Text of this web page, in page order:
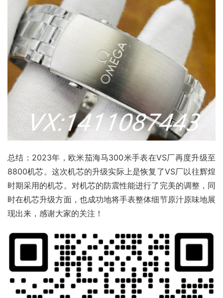
总结：2023年，欧米茄海马300米手表在VS厂再度升级至
8800机芯。这次机芯的升级实际上是恢复了VS厂以往辉煌
时期采用的机芯。对机芯的防震性能进行了完美的调整，同
时在机芯升级方面，也成功地将手表整体细节原汁原味地展
现出来，感谢大家的关注！